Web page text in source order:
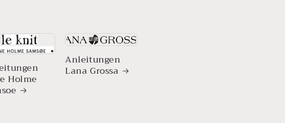
Holme
Anleitungen
Lana Grossa